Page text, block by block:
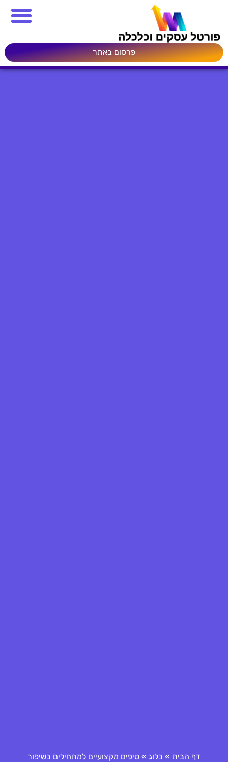
פרסום באתר
דף הבית » בלוג » טיפים מקצועיים למתחילים בשיפור